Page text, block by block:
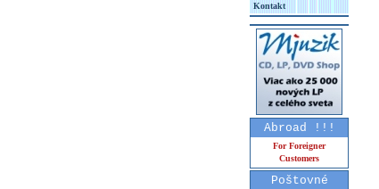
Kontakt
Abroad !!!
For Foreigner
Customers
Poštovné